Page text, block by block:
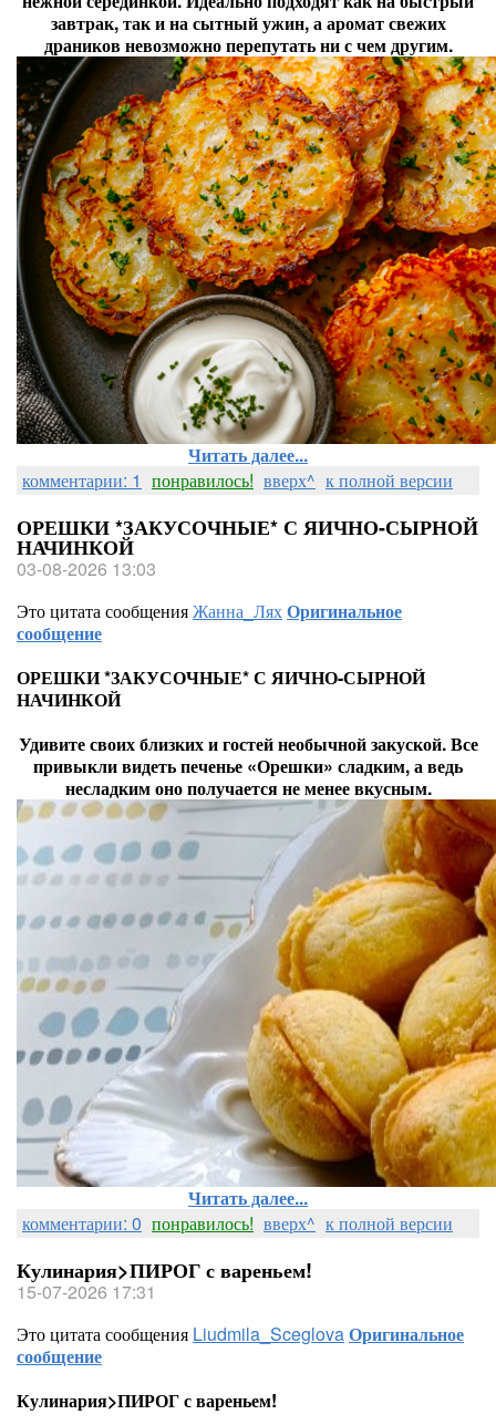
завтрак, так и на сытный ужин, а аромат свежих
драников невозможно перепутать ни с чем другим.
Читать далее...
комментарии: 1 понравилось! вверх^ к полной версии
ОРЕШКИ *ЗАКУСОЧНЫЕ* С ЯИЧНО-СЫРНОЙ
НАЧИНКОЙ
03-08-2026 13:03
Это цитата сообщенияЖанна_ЛяхОригинальное
сообщение
ОРЕШКИ *ЗАКУСОЧНЫЕ* С ЯИЧНО-СЫРНОЙ
НАЧИНКОЙ
Удивите своих близких и гостей необычной закуской. Все
привыкли видеть печенье «Орешки» сладким, а ведь
несладким оно получается не менее вкусным.
Читать далее...
комментарии: 0 понравилось! вверх^ к полной версии
Кулинария>ПИРОГ с вареньем!
15-07-2026 17:31
Это цитата сообщения Liudmila_SceglovaОригинальное
сообщение
Кулинария>ПИРОГ с вареньем!